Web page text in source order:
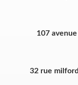
107
32 rue